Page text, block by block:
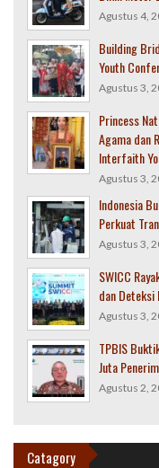
Agustus 4,
Building
Youth
Agustus 3,
Princess
Agama dan
Interfaith
Agustus 3,
Indonesia
Perkuat
Agustus 3,
SWICC
dan
Agustus 3,
TPBIS
Juta
Agustus 2,
Catagory